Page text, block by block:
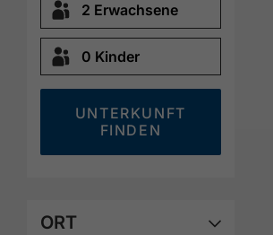
UNTERKUNFT
FINDEN
ORT